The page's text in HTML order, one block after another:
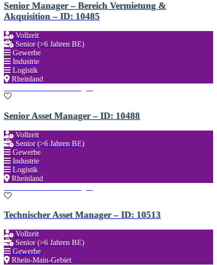
Senior Manager – Bereich Vermietung &
Akquisition – ID: 10485
Vollzeit
Senior (>6 Jahren BE)
Gewerbe
Industrie
Logistik
Rheinland
Senior Asset Manager – ID: 10488
Vollzeit
Senior (>6 Jahren BE)
Gewerbe
Industrie
Logistik
Rheinland
Technischer Asset Manager – ID: 10513
Vollzeit
Senior (>6 Jahren BE)
Gewerbe
Rhein-Main-Gebiet